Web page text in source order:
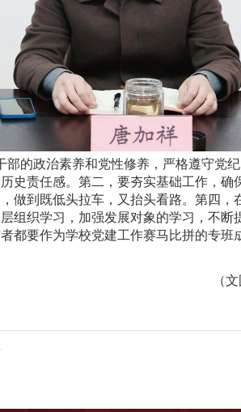
的政治素养和党性修养，严格遵守党
史责任感。第二，要夯实基础工作，
做到既低头拉车，又抬头看路。第四
组织学习，加强发展对象的学习，不
都要作为学校党建工作赛马比拼的专
（